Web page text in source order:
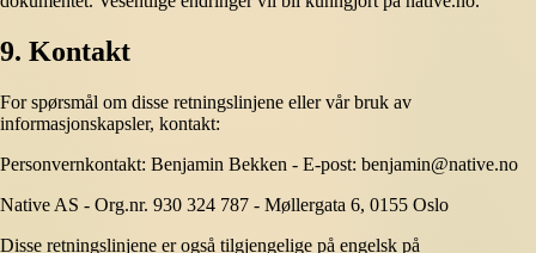
9. Kontakt
For spørsmål om disse retningslinjene eller vår bruk av
informasjonskapsler, kontakt:
Personvernkontakt: Benjamin Bekken - E-post: benjamin@native.no
Native AS - Org.nr. 930 324 787 - Møllergata 6, 0155 Oslo
Disse retningslinjene er også tilgjengelige på engelsk på